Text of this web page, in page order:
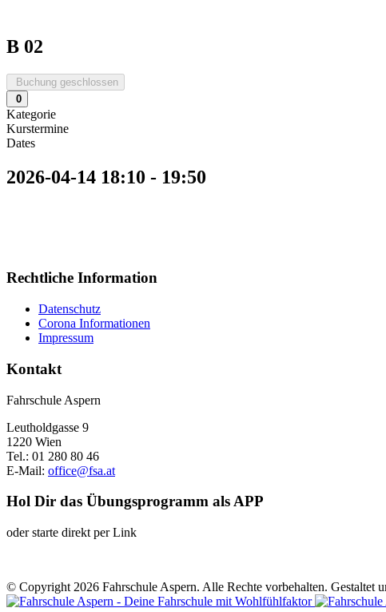
B 02
Buchung geschlossen
0
Kategorie
Kurstermine
Dates
2026-04-14 18:10 - 19:50
Rechtliche Information
Datenschutz
Corona Informationen
Impressum
Kontakt
Fahrschule Aspern
Leutholdgasse 9
1220 Wien
Tel.: 01 280 80 46
E-Mail: office@fsa.at
Hol Dir das Übungsprogramm als APP
oder starte direkt per Link
© Copyright 2026 Fahrschule Aspern. Alle Rechte vorbehalten. Gestaltet